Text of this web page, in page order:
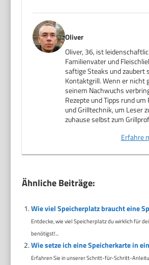
Oliver
Oliver, 36, ist
Familienvater und
saftige Steaks und zaubert
Kontaktgrill. Wenn er nicht
seinem Nachwuchs
Rezepte und Tipps rund
und Grilltechnik, um Leser
zuhause selbst zum
Erfahre
Ähnliche Beiträge:
Wie viel Speicherplatz braucht eine
Entdecke, wie viel Speicherplatz du wirklich für
benötigst!...
Wie setze ich eine Speicherkarte in
Erfahren Sie in unserer Schritt-für-Schritt-